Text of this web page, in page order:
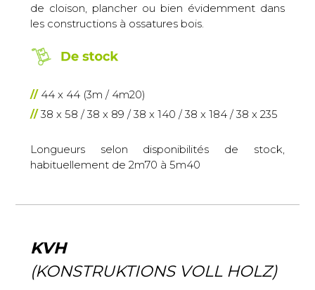
de cloison, plancher ou bien évidemment dans
les constructions à ossatures bois.
44 x 44 (3m / 4m20)
38 x 58 / 38 x 89 / 38 x 140 / 38 x 184 / 38 x 235
Longueurs selon disponibilités de stock,
habituellement de 2m70 à 5m40
KVH
(KONSTRUKTIONS VOLL HOLZ)